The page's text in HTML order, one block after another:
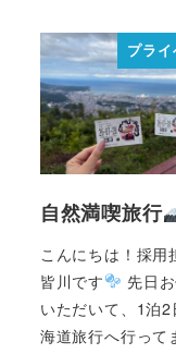
プライ
自然満喫旅行
こんにちは！採用
皆川です
先日
いただいて、1泊2
海道旅行へ行って